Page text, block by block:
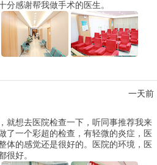
分感谢帮我做手术的医生。
一天前
就想去医院检查一下，听同事推荐我来
了一个彩超的检查，有轻微的炎症，医
体的感觉还是很好的。医院的环境，医
很好。